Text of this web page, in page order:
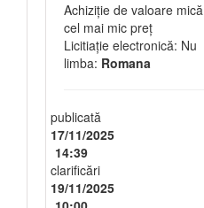
Achiziție de valoare mică
cel mai mic preț
Licitiație electronică: Nu
limba: Romana
publicată
17/11/2025
14:39
clarificări
19/11/2025